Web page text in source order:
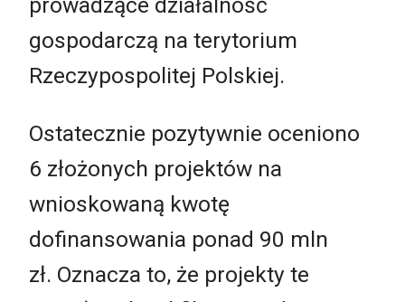
prowadzące działalność
gospodarczą na terytorium
Rzeczypospolitej Polskiej.
Ostatecznie pozytywnie oceniono
6 złożonych projektów na
wnioskowaną kwotę
dofinansowania ponad 90 mln
zł. Oznacza to, że projekty te